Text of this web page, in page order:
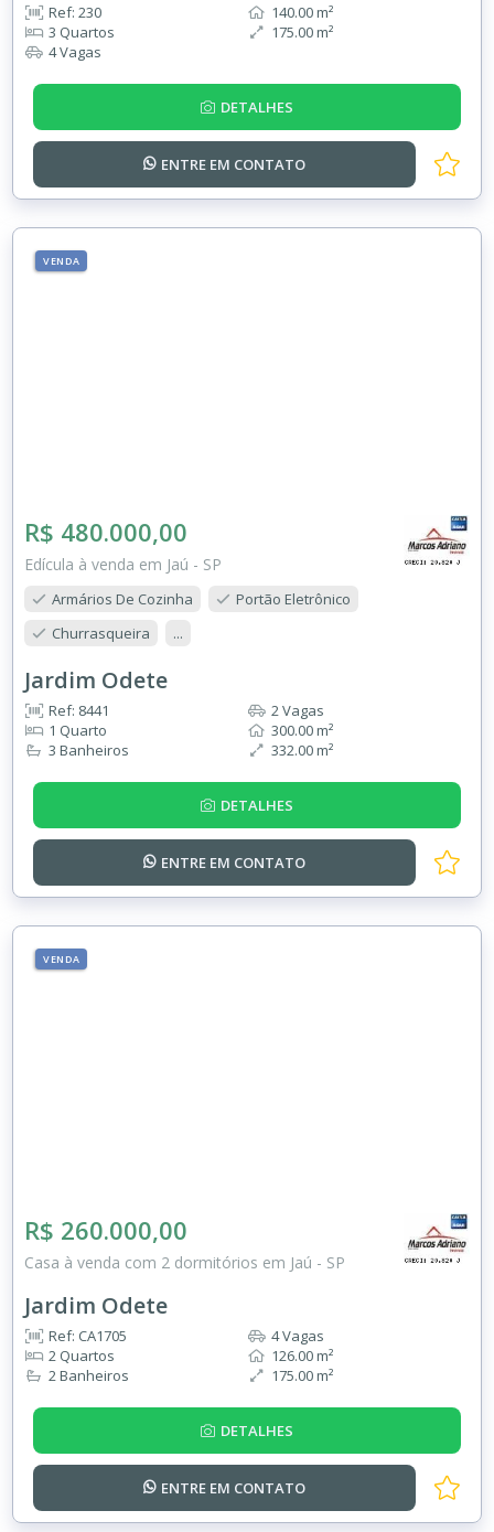
Ref: 230
3 Quartos
4 Vagas
140.00 m²
175.00 m²
DETALHES
ENTRE EM CONTATO
VENDA
R$ 480.000,00
Edícula à venda em Jaú - SP
Armários De Cozinha
Portão Eletrônico
Churrasqueira
...
Jardim Odete
Ref: 8441
1 Quarto
3 Banheiros
2 Vagas
300.00 m²
332.00 m²
DETALHES
ENTRE EM CONTATO
VENDA
R$ 260.000,00
Casa à venda com 2 dormitórios em Jaú - SP
Jardim Odete
Ref: CA1705
2 Quartos
2 Banheiros
4 Vagas
126.00 m²
175.00 m²
DETALHES
ENTRE EM CONTATO